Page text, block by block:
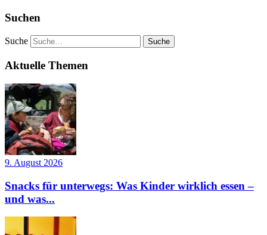
Suchen
Suche
Aktuelle Themen
9. August 2026
Snacks für unterwegs: Was Kinder wirklich essen –
und was...